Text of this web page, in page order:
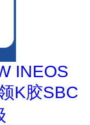
INEOS
K胶SBC